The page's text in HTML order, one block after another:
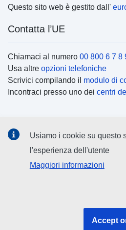
Questo sito web è gestito dall'
Contatta l’UE
Chiamaci al numero 00 800 6 7 8
Usa altre opzioni telefoniche
Scrivici compilando il modulo di
Incontraci presso uno dei centri
Cerca icanali social
Usiamo i cookie su questo
l'esperienza dell'utente
Maggiori informazioni
Accept